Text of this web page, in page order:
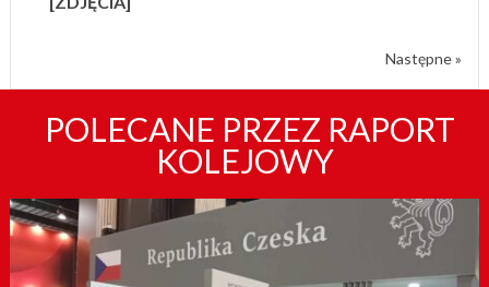
Następne »
POLECANE PRZEZ RAPORT
KOLEJOWY